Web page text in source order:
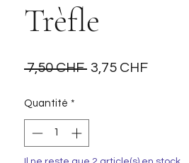
Trèfle
7,50 CHF Prix
3,75 CHFPrix
Quantité *